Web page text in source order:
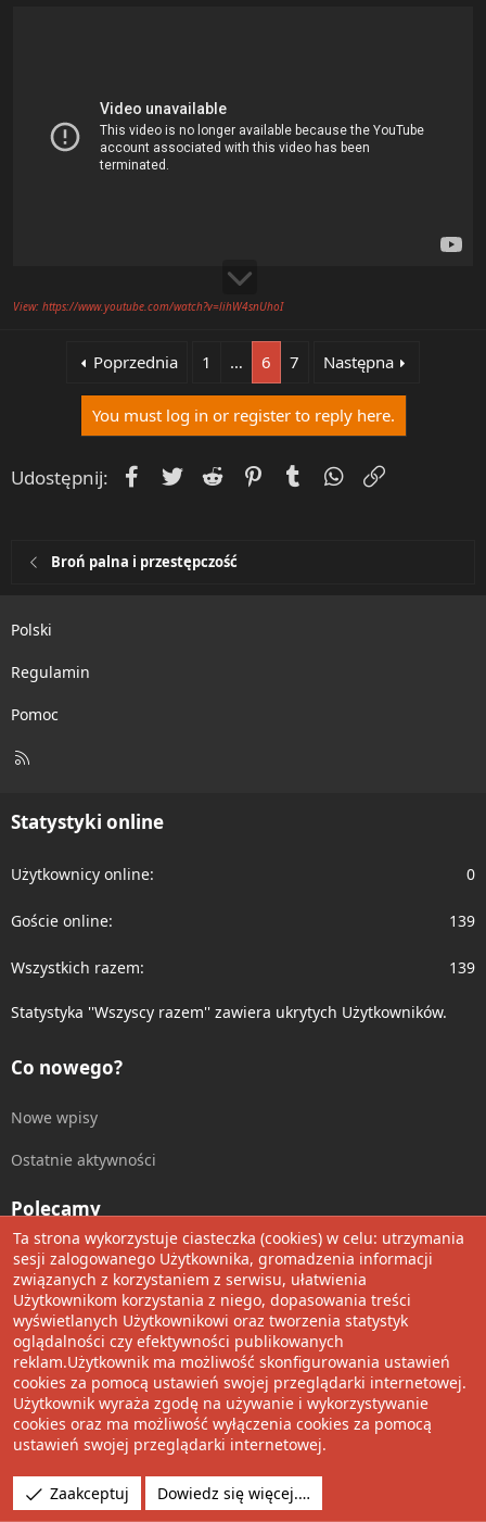
View: https://www.youtube.com/watch?v=lihW4snUhoI
Poprzednia 1 … 6 7 Następna
You must log in or register to reply here.
Udostępnij: Facebook
Twitter Reddit PinterestTumblrWhatsApp
Broń palna i przestępczość
Polski
Regulamin
Pomoc
R
Statystyki online
Użytkownicy online 0
Goście online 139
Wszystkich razem 139
Statystyka ''Wszyscy razem'' zawiera ukrytych Użytkowników.
Co nowego?
Nowe wpisy
Ostatnie aktywności
Polecamy
Wolnościowe cytaty
Udostępnij
Facebook
TwitterRedditPinterest
TumblrWhatsApp
Umieść Link
Community platform by XenForo® © 2010-2022 XenForo Ltd.
Tłumaczenie wykonane przezXboxForum.pl
via s9e/MediaSites
Ta strona wykorzystuje ciasteczka (cookies) w celu: utrzymania
sesji zalogowanego Użytkownika, gromadzenia informacji
związanych z korzystaniem z serwisu, ułatwienia
Użytkownikom korzystania z niego, dopasowania treści
wyświetlanych Użytkownikowi oraz tworzenia statystyk
oglądalności czy efektywności publikowanych
reklam.Użytkownik ma możliwość skonfigurowania ustawień
cookies za pomocą ustawień swojej przeglądarki internetowej.
Użytkownik wyraża zgodę na używanie i wykorzystywanie
cookies oraz ma możliwość wyłączenia cookies za pomocą
ustawień swojej przeglądarki internetowej.
Zaakceptuj Dowiedz się więcej.…